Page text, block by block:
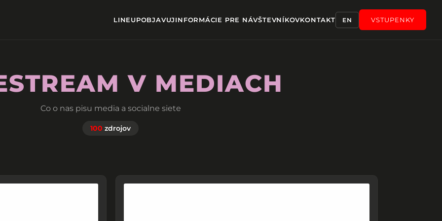
LINEUPOBJAVUJINFORMÁCIE PRE NÁVŠTEVNÍKOVKONTAKT EN VSTUPENKY
V MEDIACH
Co o nas pisu media a socialne siete
100 zdrojov